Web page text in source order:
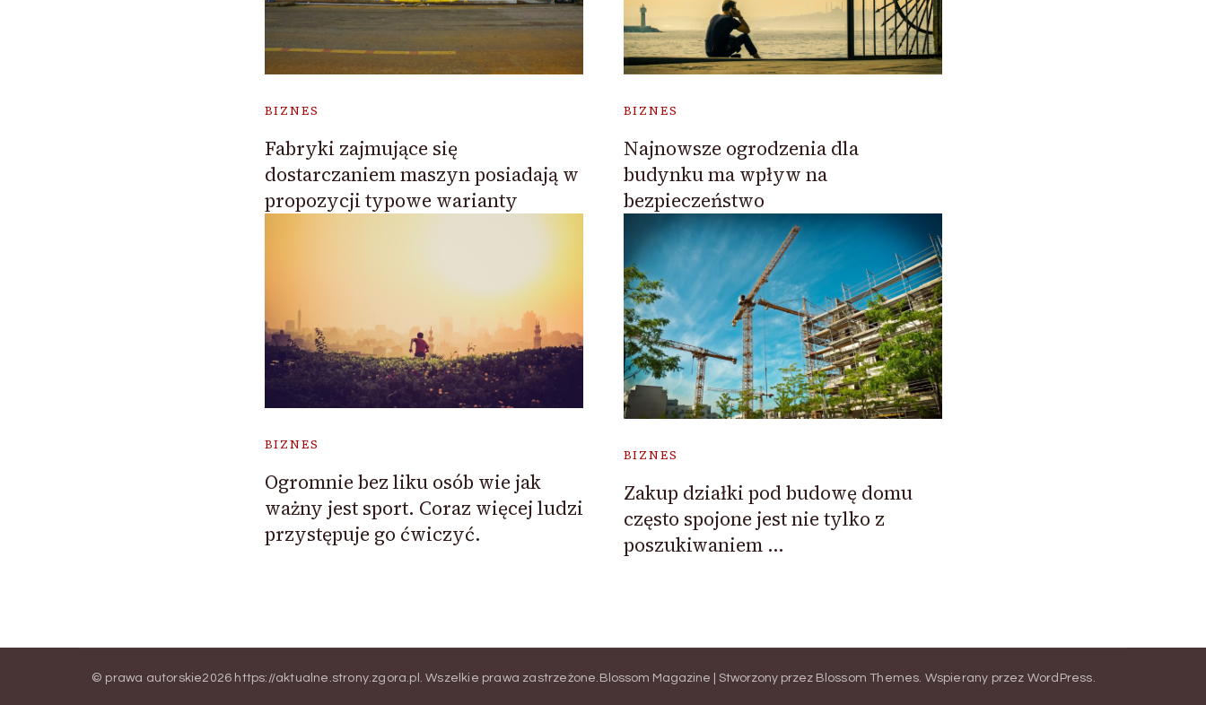
BIZNES
Fabryki zajmujące się
dostarczaniem maszyn posiadają w
propozycji typowe warianty
BIZNES
Najnowsze ogrodzenia dla
budynku ma wpływ na
bezpieczeństwo
BIZNES
Ogromnie bez liku osób wie jak
ważny jest sport. Coraz więcej ludzi
przystępuje go ćwiczyć.
BIZNES
Zakup działki pod budowę domu
często spojone jest nie tylko z
poszukiwaniem …
© prawa autorskie2026 https://aktualne.strony.zgora.pl . Wszelkie prawa zastrzeżone. Blossom Magazine | Stworzony przez Blossom Themes. Wspierany przez WordPress.